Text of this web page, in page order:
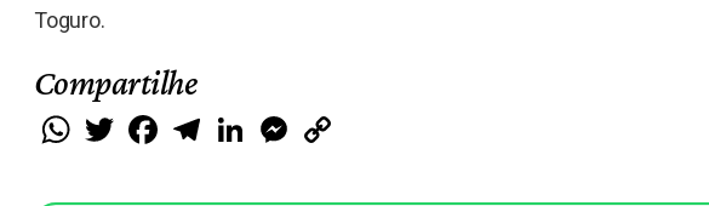
Toguro.
Compartilhe
WhatsApp
Twitter FacebookTelegramLinkedIn Messenger